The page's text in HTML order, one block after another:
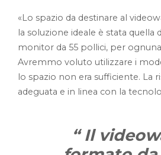
«Lo spazio da destinare al
la soluzione ideale è stata quella
monitor da 55 pollici, per
Avremmo voluto utilizzare i
lo spazio non era sufficiente. La
adeguata e in linea con la
“Il